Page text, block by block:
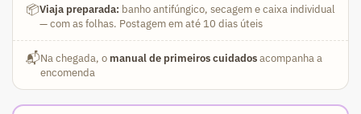
📦Viaja preparada: banho antifúngico, secagem e caixa individual
— com as folhas. Postagem em até 10 dias úteis
📬Na chegada, o manual de primeiros cuidadosacompanha a
encomenda